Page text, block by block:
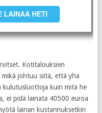
LAINAA HETI
Kotitalouksien
mikä johtuu siitä, että yhä
kulutusluottoja kuin mitä he
ei pidä lainata 40500 euroa
lainan kustannuksetkin